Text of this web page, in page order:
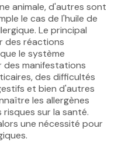
animale, d'autres sont
le cas de l'huile de
Le principal
des réactions
le système
des manifestations
des difficultés
et bien d'autres
les allergènes
risques sur la santé.
une nécessité pour